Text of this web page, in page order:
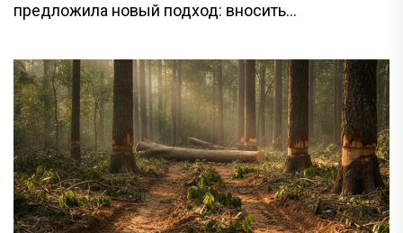
предложила новый подход: вносить...